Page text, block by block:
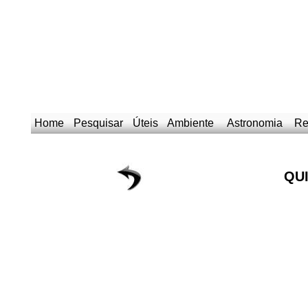
Home Pesquisar Úteis Ambiente Astronomia